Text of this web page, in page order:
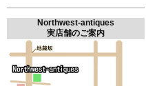
Northwest-antiques
実店舗のご案内